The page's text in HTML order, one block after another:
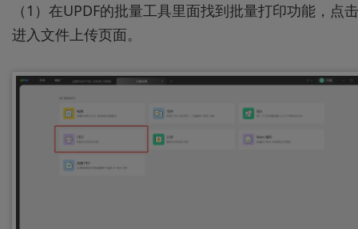
（1）在UPDF的批量工具里面找到批量打印功能，点击
进入文件上传页面。